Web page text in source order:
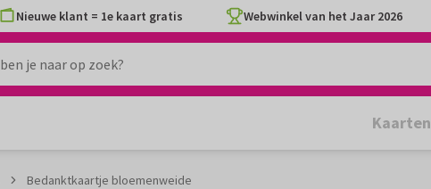
Nieuwe klant = 1e kaart gratis Webwinkel van het Jaar 2026
Kaarten
Bedanktkaartje bloemenweide